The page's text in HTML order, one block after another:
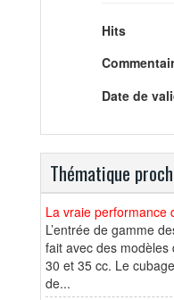
Hits
Date de
Thématique
La vraie performance
L’entrée de gamme
fait avec des modèles
30 et 35 cc. Le
de...